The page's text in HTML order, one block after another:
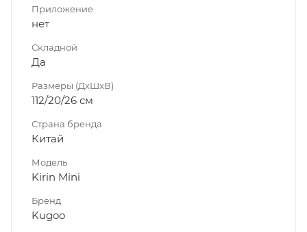
Приложение
нет
Складной
Да
Размеры (ДхШхВ)
112/20/26 см
Страна бренда
Китай
Модель
Kirin Mini
Бренд
Kugoo